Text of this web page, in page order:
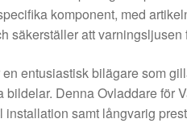
komponent, med
säkerställer att varningsljusen
entusiastisk bilägare som
Denna Ovladdare för
samt långvarig